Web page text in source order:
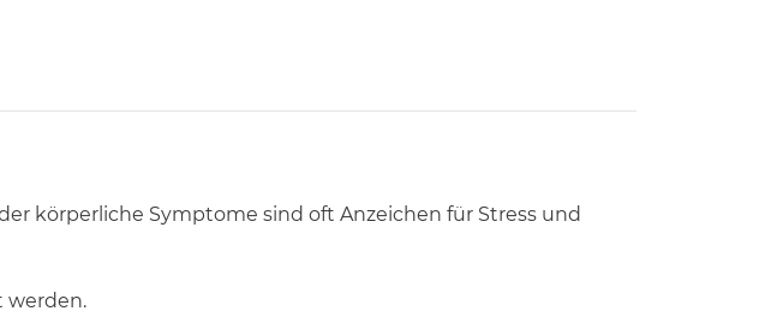
körperliche Symptome sind oft Anzeichen für Stress und
werden.